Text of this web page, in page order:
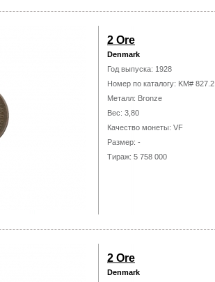
2 Ore
Denmark
Год выпуска: 1928
Номер по каталогу: KM# 827.2
Металл: Bronze
Вес: 3,80
Качество монеты: VF
Размер: -
Тираж: 5 758 000
2 Ore
Denmark